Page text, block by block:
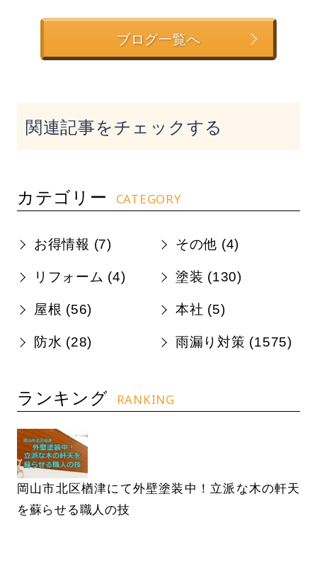
ブログ一覧へ
関連記事をチェックする
カテゴリー CATEGORY
お得情報 (7) その他 (4)
リフォーム (4) 塗装 (130)
屋根 (56) 本社 (5)
防水 (28) 雨漏り対策 (1575)
ランキング RANKING
岡山市北区楢津にて外壁塗装中！立派な木の軒天
を蘇らせる職人の技